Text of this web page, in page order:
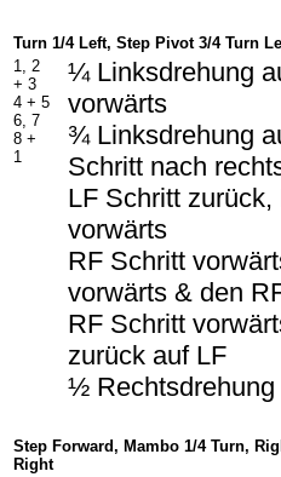
Turn 1/4 Left, Step Pivot 3/4 Turn
1, 2
+ 3
4 + 5
6, 7
8 +
1
¼ Linksdrehung
vorwärts
¾ Linksdrehung
Schritt nach
LF Schritt
vorwärts
RF Schritt
vorwärts & den
RF Schritt
zurück auf LF
½ Rechtsdrehung
Step Forward, Mambo 1/4 Turn,
Right